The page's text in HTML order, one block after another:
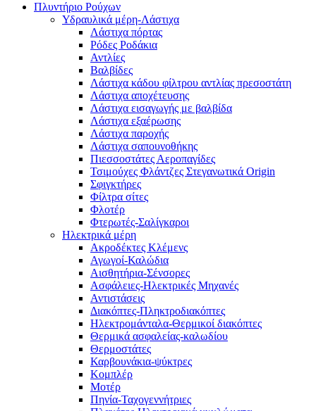
Πλυντήριο Ρούχων
Υδραυλικά μέρη-Λάστιχα
Λάστιχα πόρτας
Ρόδες Ροδάκια
Αντλίες
Βαλβίδες
Λάστιχα κάδου φίλτρου αντλίας πρεσοστάτη
Λάστιχα αποχέτευσης
Λάστιχα εισαγωγής με βαλβίδα
Λάστιχα εξαέρωσης
Λάστιχα παροχής
Λάστιχα σαπουνοθήκης
Πιεσσοστάτες Αεροπαγίδες
Τσιμούχες Φλάντζες Στεγανωτικά Origin
Σφιγκτήρες
Φίλτρα σίτες
Φλοτέρ
Φτερωτές-Σαλίγκαροι
Ηλεκτρικά μέρη
Ακροδέκτες Κλέμενς
Αγωγοί-Καλώδια
Αισθητήρια-Σένσορες
Ασφάλειες-Ηλεκτρικές Μηχανές
Αντιστάσεις
Διακόπτες-Πληκτροδιακόπτες
Ηλεκτρομάνταλα-Θερμικοί διακόπτες
Θερμικά ασφαλείας-καλωδίου
Θερμοστάτες
Καρβουνάκια-ψύκτρες
Κομπλέρ
Μοτέρ
Πηνία-Ταχογεννήτριες